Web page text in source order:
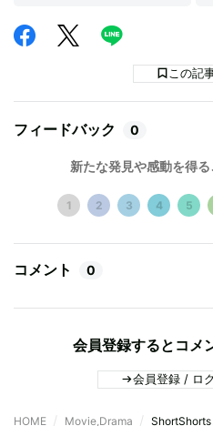
この記
フィードバック 0
新たな発見や感動を得
1 2 3 4 5
コメント 0
会員登録するとコメ
会員登録 / ロ
HOME Movie,Drama ShortShorts